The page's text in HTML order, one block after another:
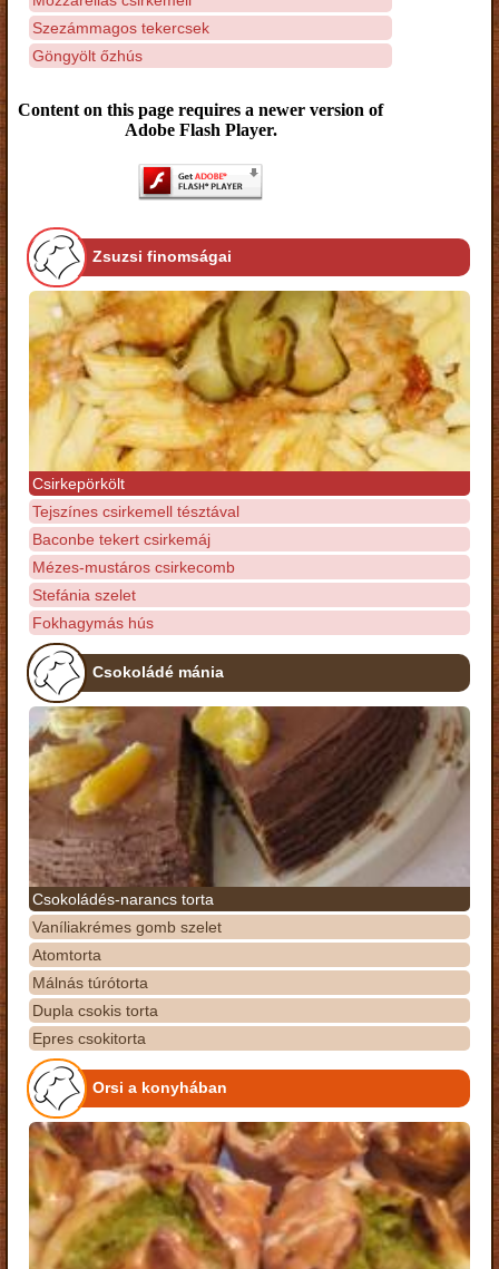
Szezámmagos tekercsek
Göngyölt őzhús
Content on this page requires a newer version of
Adobe Flash Player.
Zsuzsi finomságai
Csirkepörkölt
Tejszínes csirkemell tésztával
Baconbe tekert csirkemáj
Mézes-mustáros csirkecomb
Stefánia szelet
Fokhagymás hús
Csokoládé mánia
Csokoládés-narancs torta
Vaníliakrémes gomb szelet
Atomtorta
Málnás túrótorta
Dupla csokis torta
Epres csokitorta
Orsi a konyhában